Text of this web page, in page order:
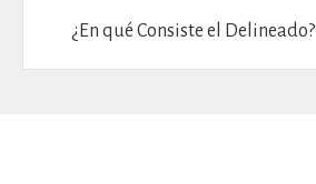
¿En qué Consiste el Delineado?